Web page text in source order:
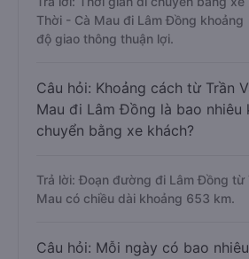
Thời - Cà Mau đi Lâm Đồng khoảng
độ giao thông thuận lợi.
Câu hỏi: Khoảng cách từ Trần
Mau đi Lâm Đồng là bao nhiêu
chuyển bằng xe khách?
Trả lời: Đoạn đường đi Lâm Đồng từ
Mau có chiều dài khoảng 653 km.
Câu hỏi: Mỗi ngày có bao